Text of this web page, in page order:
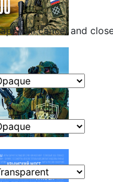
will cancel and